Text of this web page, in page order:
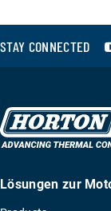
STAY CONNECTED
Lösungen zur